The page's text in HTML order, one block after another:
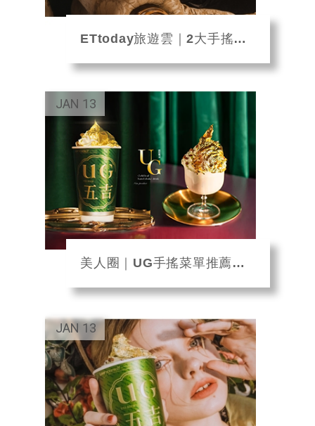
ETtoday旅遊雲｜2大手搖飲今天上新品！有限量金箔奶蓋奶茶
13
JAN
美人圈｜UG手搖菜單推薦加一！UG必喝新品「金箔雲頂」喝得到一整片24K金箔，再...
13
JAN